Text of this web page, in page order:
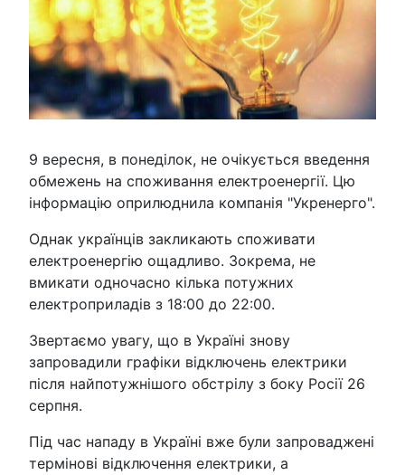
9 вересня, в понеділок, не очікується введення
обмежень на споживання електроенергії. Цю
інформацію оприлюднила компанія "Укренерго".
Однак українців закликають споживати
електроенергію ощадливо. Зокрема, не
вмикати одночасно кілька потужних
електроприладів з 18:00 до 22:00.
Звертаємо увагу, що в Україні знову
запровадили графіки відключень електрики
після найпотужнішого обстрілу з боку Росії 26
серпня.
Під час нападу в Україні вже були запроваджені
термінові відключення електрики, а